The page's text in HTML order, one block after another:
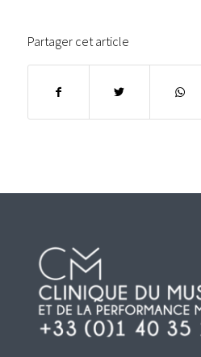
Partager cet article